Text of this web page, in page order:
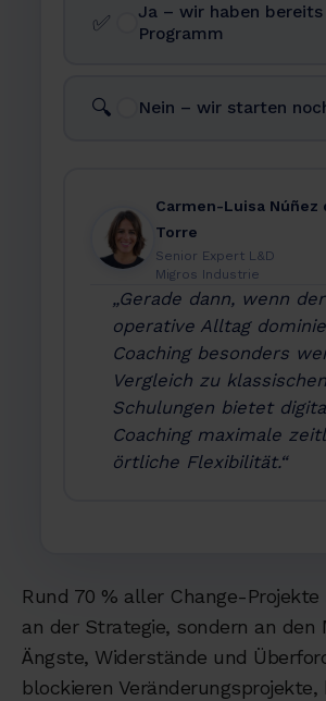
✅
Ja – wir haben bereits
Programm
🔍 Nein – wir starten
Carmen-Luisa Núñez
Torre
Senior Expert L&D
Migros Industrie
„Gerade dann, wenn der
operative Alltag
Coaching besonders
Vergleich zu klassischen
Schulungen bietet
Coaching maximale
örtliche Flexibilität.“
Rund 70 % aller Change-
an der Strategie, sondern an den
Ängste, Widerstände und
blockieren Veränderungsprojekte,